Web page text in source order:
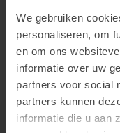
We gebruiken
personaliseren, om
en om ons
informatie over uw
partners voor social
partners kunnen
informatie die u aan
LLumar DR